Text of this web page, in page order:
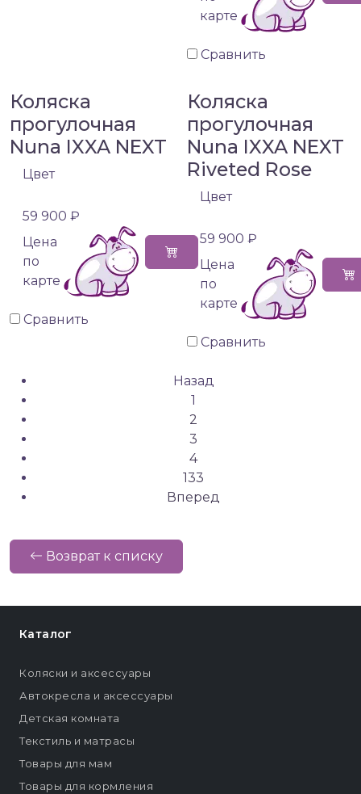
карте
Сравнить
Коляска
прогулочная
Nuna IXXA NEXT
Цвет
59 900 ₽
Цена
по
карте
Сравнить
Коляска
прогулочная
Nuna IXXA NEXT
Riveted Rose
Цвет
59 900 ₽
Цена
по
карте
Сравнить
Назад
1
2
3
4
133
Вперед
Возврат к списку
Каталог
Коляски и аксессуары
Автокресла и аксессуары
Детская комната
Текстиль и матрасы
Товары для мам
Товары для кормления